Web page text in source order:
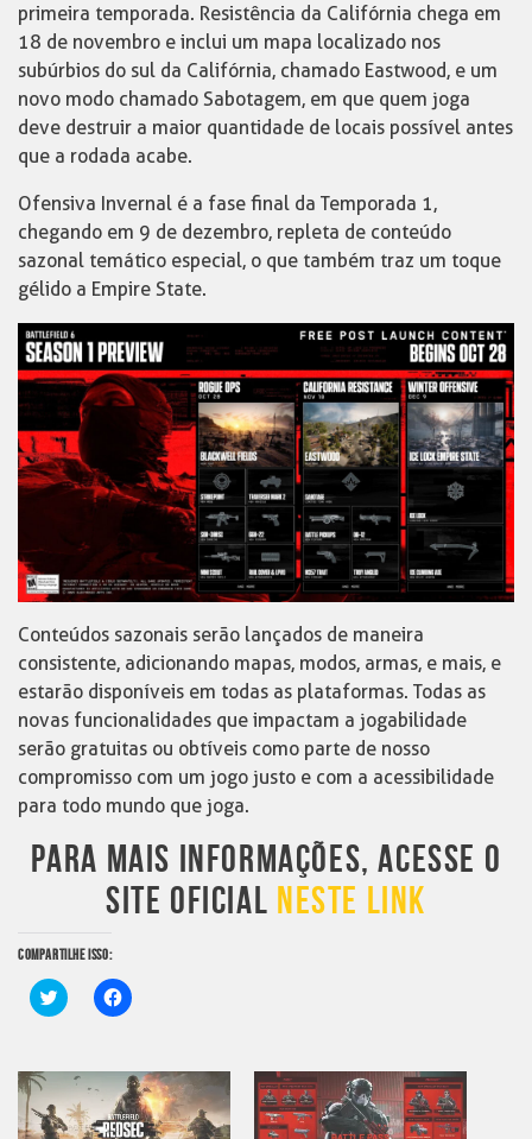
primeira temporada. Resistência da Califórnia chega em
18 de novembro e inclui um mapa localizado nos
subúrbios do sul da Califórnia, chamado Eastwood, e um
novo modo chamado Sabotagem, em que quem joga
deve destruir a maior quantidade de locais possível antes
que a rodada acabe.
Ofensiva Invernal é a fase final da Temporada 1,
chegando em 9 de dezembro, repleta de conteúdo
sazonal temático especial, o que também traz um toque
gélido a Empire State.
Conteúdos sazonais serão lançados de maneira
consistente, adicionando mapas, modos, armas, e mais, e
estarão disponíveis em todas as plataformas. Todas as
novas funcionalidades que impactam a jogabilidade
serão gratuitas ou obtíveis como parte de nosso
compromisso com um jogo justo e com a acessibilidade
para todo mundo que joga.
PARA MAIS INFORMAÇÕES, ACESSE O
SITE OFICIAL NESTE LINK
COMPARTILHE ISSO:
Clique
para
em
nova
janela)
Clique
para
em
nova
janela)